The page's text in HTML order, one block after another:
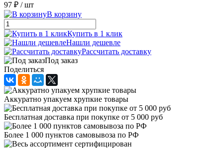
97 ₽ / шт
В корзину
Купить в 1 клик
Нашли дешевле
Рассчитать доставку
Под заказ
Поделиться
Аккуратно упакуем хрупкие товары
Бесплатная доставка при покупке от 5 000 руб
Более 1 000 пунктов самовывоза по РФ